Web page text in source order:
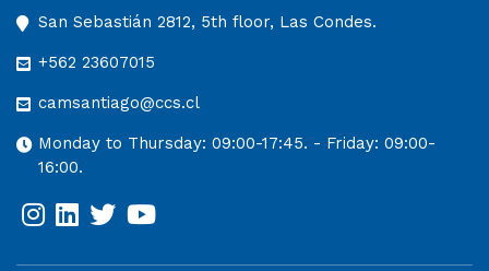
San Sebastián 2812, 5th floor, Las Condes.
+562 23607015
camsantiago@ccs.cl
Monday to Thursday: 09:00-17:45. - Friday: 09:00-
16:00.